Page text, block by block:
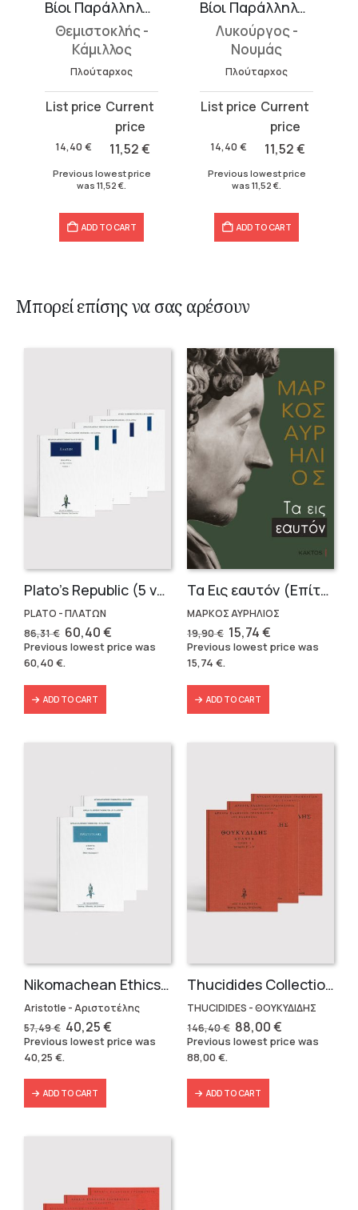
Βίοι Παράλληλοι 2
Θεμιστοκλής -
Κάμιλλος
Πλούταρχος
14,40 €
Original
was:
11,52€
Current
is:
Previous lowest price
was 11,52 €
ADD TO CART
Βίοι Παράλληλοι 4
Λυκούργος -
Νουμάς
Πλούταρχος
14,40 €
Original
was:
11,52€
Current
is:
Previous lowest price
was 11,52 €
ADD TO CART
Μπορεί επίσης να σας αρέσουν
Plato’s Republic (5 volumes)
PLATO - ΠΛΑΤΩΝ
86,31€ Original
price
was:
86,31 €.
60,40€Current
price
is:
Previous lowest price was
60,40€.
ADD TO CART
Τα Εις εαυτόν (Επίτομο) – Μάρκος Αυρήλιος
ΜΑΡΚΟΣ ΑΥΡΗΛΙΟΣ
19,90€ Original
price
was:
15,74€Current
price
is:
Previous lowest price was
15,74 €.
ADD TO CART
Nikomachean Ethics (3 volumes)
Aristotle - Αριστοτέλης
57,49€ Original
price
was:
57,49 €.
40,25€Current
price
is:
Previous lowest price was
40,25 €.
ADD TO CART
Thucidides Collection – Hardbound Edition (4 volumes)
THUCIDIDES - ΘΟΥΚΥΔΙΔΗΣ
146,40€ Original
price
was:
88,00€Current
price
is:
Previous lowest price was
88,00€.
ADD TO CART